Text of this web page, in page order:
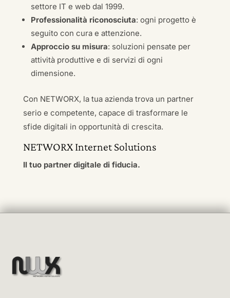
settore IT e web dal 1999.
Professionalità riconosciuta: ogni progetto è
seguito con cura e attenzione.
Approccio su misura: soluzioni pensate per
attività produttive e di servizi di ogni
dimensione.
Con NETWORX, la tua azienda trova un partner
serio e competente, capace di trasformare le
sfide digitali in opportunità di crescita.
NETWORX Internet Solutions
Il tuo partner digitale di fiducia.